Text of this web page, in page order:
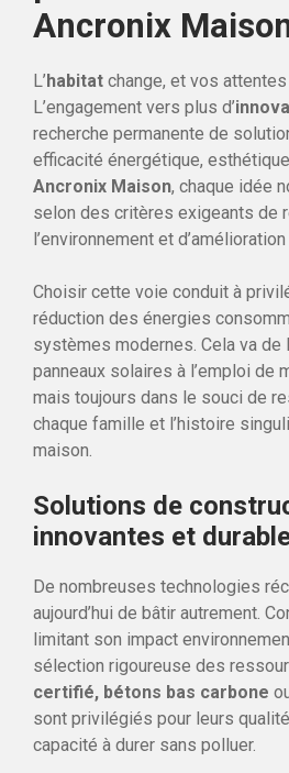
Ancronix
L’habitat change, et vos
L’engagement vers plus d’
recherche permanente de
efficacité énergétique,
Ancronix Maison, chaque idée
selon des critères exigeants de
l’environnement et
Choisir cette voie conduit à
réduction des énergies
systèmes modernes. Cela va de
panneaux solaires à l’emploi de
mais toujours dans le souci de
chaque famille et l’histoire
maison.
Solutions de
innovantes et
De nombreuses technologies
aujourd’hui de bâtir autrement.
limitant son impact
sélection rigoureuse des
certifié, bétons bas carbone
sont privilégiés pour leurs
capacité à durer sans polluer.